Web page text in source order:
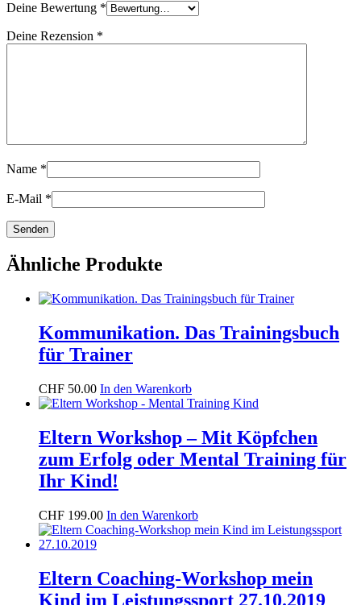
Deine Bewertung *
Deine Rezension *
Name *
E-Mail *
Ähnliche Produkte
Kommunikation. Das Trainingsbuch
für Trainer
CHF 50.00 In den Warenkorb
Eltern Workshop – Mit Köpfchen
zum Erfolg oder Mental Training für
Ihr Kind!
CHF 199.00 In den Warenkorb
Eltern Coaching-Workshop mein
Kind im Leistungssport 27.10.2019